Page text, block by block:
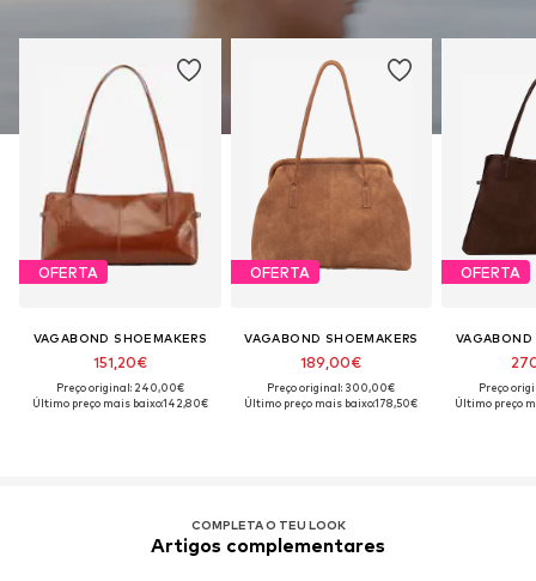
OFERTA
VAGABOND SHOEMAKERS
151,20€
Preço original: 240,00€
Último preço mais baixo:142,80€
OFERTA
VAGABOND SHOEMAKERS
189,00€
Preço original: 300,00€
Último preço mais baixo:178,50€
OFERTA
VAGABOND
Preço
Último preço
COMPLETA O TEU LOOK
Artigos complementares